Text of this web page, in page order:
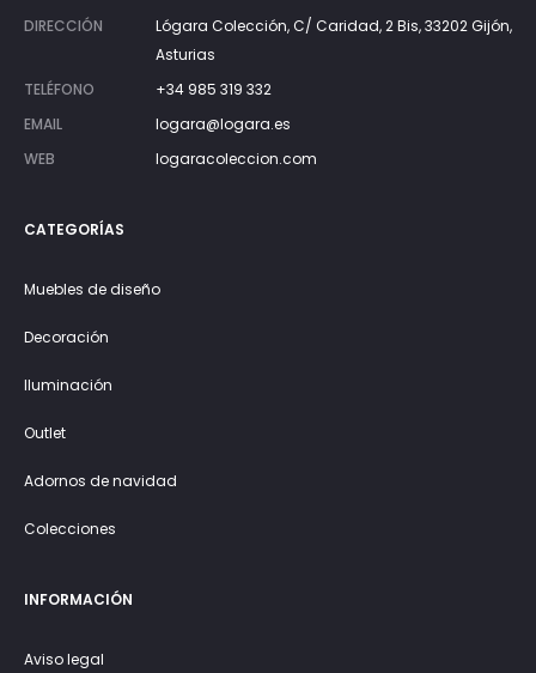
DIRECCIÓN
Lógara Colección, C/ Caridad, 2 Bis, 33202 Gijón,
Asturias
TELÉFONO
+34 985 319 332
EMAIL
logara@logara.es
WEB
logaracoleccion.com
CATEGORÍAS
Muebles de diseño
Decoración
Iluminación
Outlet
Adornos de navidad
Colecciones
INFORMACIÓN
Aviso legal